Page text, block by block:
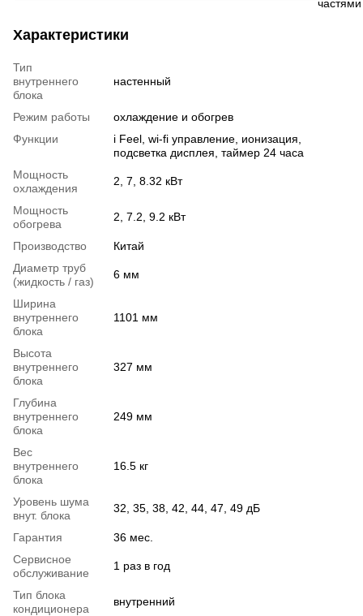
Характеристики
Тип
внутреннего
блока
настенный
Режим работы
охлаждение и обогрев
Функции
i Feel, wi-fi управление, ионизация,
подсветка дисплея, таймер 24 часа
Мощность
охлаждения
2, 7, 8.32 кВт
Мощность
обогрева
2, 7.2, 9.2 кВт
Производство
Китай
Диаметр труб
(жидкость / газ)
6 мм
Ширина
внутреннего
блока
1101 мм
Высота
внутреннего
блока
327 мм
Глубина
внутреннего
блока
249 мм
Вес
внутреннего
блока
16.5 кг
Уровень шума
внут. блока
32, 35, 38, 42, 44, 47, 49 дБ
Гарантия
36 мес.
Сервисное
обслуживание
1 раз в год
Тип блока
кондиционера
внутренний